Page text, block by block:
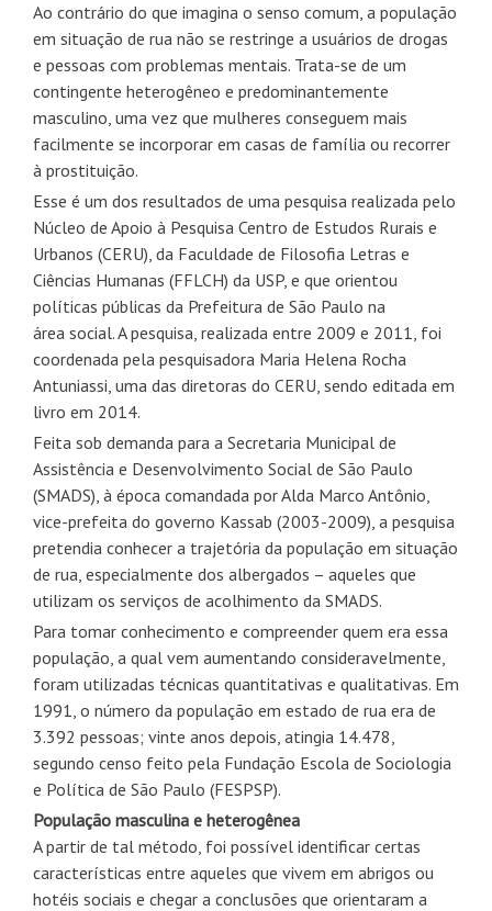
Ao contrário do que imagina o senso comum, a população
em situação de rua não se restringe a usuários de drogas
e pessoas com problemas mentais. Trata-se de um
contingente heterogêneo e predominantemente
masculino, uma vez que mulheres conseguem mais
facilmente se incorporar em casas de família ou recorrer
à prostituição.
Esse é um dos resultados de uma pesquisa realizada pelo
Núcleo de Apoio à Pesquisa Centro de Estudos Rurais e
Urbanos (CERU), da Faculdade de Filosofia Letras e
Ciências Humanas (FFLCH) da USP, e que orientou
políticas públicas da Prefeitura de São Paulo na
área social. A pesquisa, realizada entre 2009 e 2011, foi
coordenada pela pesquisadora Maria Helena Rocha
Antuniassi, uma das diretoras do CERU, sendo editada em
livro em 2014.
Feita sob demanda para a Secretaria Municipal de
Assistência e Desenvolvimento Social de São Paulo
(SMADS), à época comandada por Alda Marco Antônio,
vice-prefeita do governo Kassab (2003-2009), a pesquisa
pretendia conhecer a trajetória da população em situação
de rua, especialmente dos albergados – aqueles que
utilizam os serviços de acolhimento da SMADS.
Para tomar conhecimento e compreender quem era essa
população, a qual vem aumentando consideravelmente,
foram utilizadas técnicas quantitativas e qualitativas. Em
1991, o número da população em estado de rua era de
3.392 pessoas; vinte anos depois, atingia 14.478,
segundo censo feito pela Fundação Escola de Sociologia
e Política de São Paulo (FESPSP).
População masculina e heterogênea
A partir de tal método, foi possível identificar certas
características entre aqueles que vivem em abrigos ou
hotéis sociais e chegar a conclusões que orientaram a